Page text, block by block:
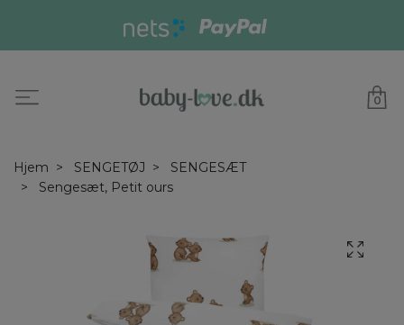
0
Hjem SENGETØJ
SENGESÆT
Sengesæt, Petit ours